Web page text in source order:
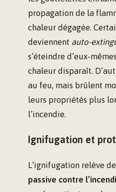
propagation de la
chaleur dégagée.
deviennent auto-
s’éteindre d’eux-
chaleur disparaît.
au feu, mais brûlent
leurs propriétés plus
l’incendie.
Ignifugation et
L’ignifugation relève
passive contre